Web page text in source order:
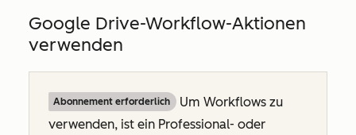
Google Drive-Workflow-Aktionen
verwenden
Abonnement erforderlich
Um Workflows zu
verwenden, ist ein Professional- oder